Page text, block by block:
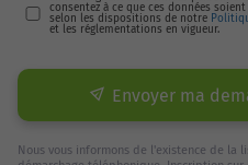
consentez à ce que ces données
selon les dispositions de notre
et les réglementations en vigueur.
Envoyer ma
Nous vous informons de l'existence de la